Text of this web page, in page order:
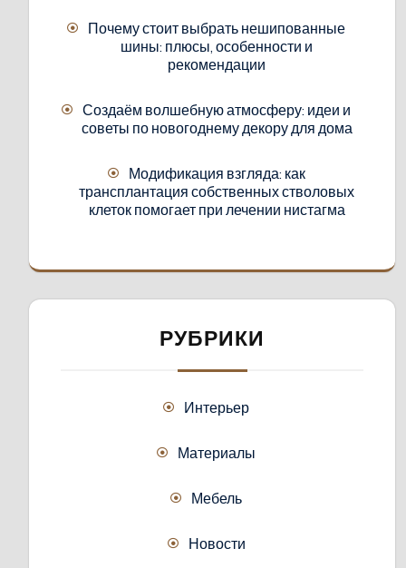
Почему стоит выбрать нешипованные
шины: плюсы, особенности и
рекомендации
Создаём волшебную атмосферу: идеи и
советы по новогоднему декору для дома
Модификация взгляда: как
трансплантация собственных стволовых
клеток помогает при лечении нистагма
РУБРИКИ
Интерьер
Материалы
Мебель
Новости